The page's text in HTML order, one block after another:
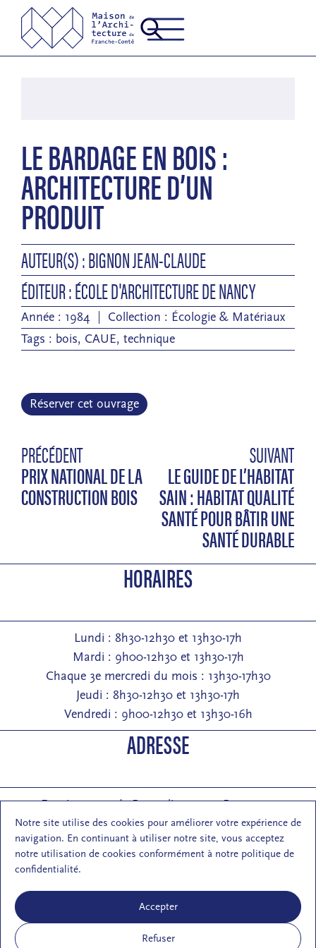
Notre site utilise des cookies pour améliorer votre expérience de
navigation. En continuant à utiliser notre site, vous acceptez
notre utilisation de cookies conformément à notre politique de
confidentialité.
Accepter
Refuser
LE BARDAGE EN BOIS :
ARCHITECTURE D’UN
PRODUIT
AUTEUR(S) : BIGNON JEAN-CLAUDE
ÉDITEUR : ÉCOLE D'ARCHITECTURE DE NANCY
Année : 1984 Collection : Écologie & Matériaux
Tags : bois, CAUE, technique
Réserver cet ouvrage
PRÉCÉDENT
PRIX NATIONAL DE LA
CONSTRUCTION BOIS
SUIVANT
LE GUIDE DE L’HABITAT
SAIN : HABITAT QUALITÉ
SANTÉ POUR BÂTIR UNE
SANTÉ DURABLE
HORAIRES
Lundi : 8h30-12h30 et 13h30-17h
Mardi : 9h00-12h30 et 13h30-17h
Chaque 3e mercredi du mois : 13h30-17h30
Jeudi : 8h30-12h30 et 13h30-17h
Vendredi : 9h00-12h30 et 13h30-16h
ADRESSE
Entrée : 2 rue de Pontarlier 25000 Besançon
Courrier : 1 rue des Martelots 25000 Besançon
E-mail : contact (at) maisondelarchi-fc.fr